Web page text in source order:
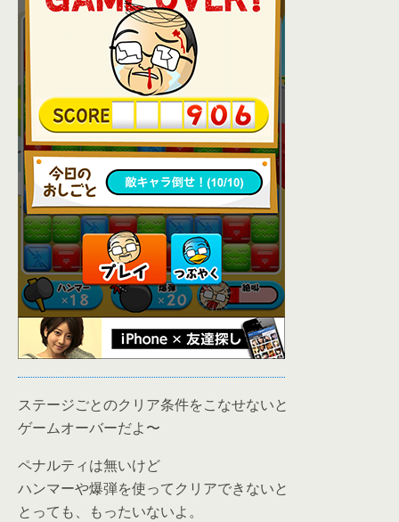
ステージごとのクリア条件をこなせないと
ゲームオーバーだよ〜
ペナルティは無いけど
ハンマーや爆弾を使ってクリアできないと
とっても、もったいないよ。